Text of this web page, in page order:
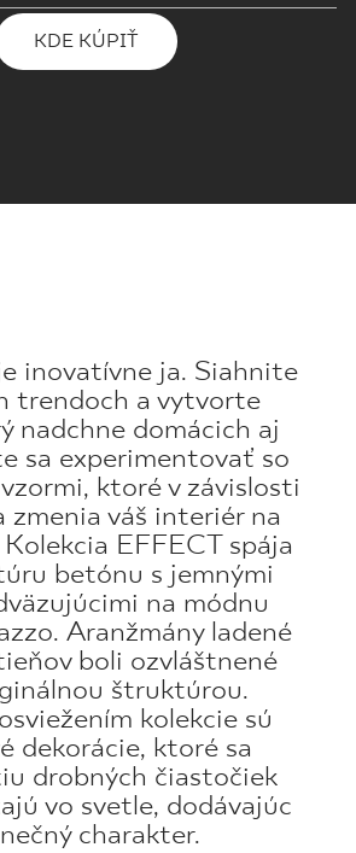
KDE KÚPIŤ
inovatívne ja. Siahnite
trendoch a vytvorte
nadchne domácich aj
sa experimentovať so
ktoré v závislosti
zmenia váš interiér na
EFFECT spája
betónu s jemnými
na módnu
Aranžmány ladené
boli ozvláštnené
štruktúrou.
kolekcie sú
dekorácie, ktoré sa
drobných čiastočiek
vo svetle, dodávajúc
charakter.